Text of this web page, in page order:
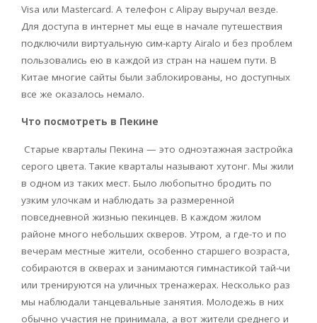
Visa или Mastercard. А телефон с Alipay выручал везде.
Для доступа в интернет мы еще в начале путешествия
подключили виртуальную сим-карту Airalo и без проблем
пользовались ею в каждой из стран на нашем пути. В
Китае многие сайты были заблокированы, но доступных
все же оказалось немало.
Что посмотреть в Пекине
Старые кварталы Пекина — это одноэтажная застройка
серого цвета. Такие кварталы называют хутонг. Мы жили
в одном из таких мест. Было любопытно бродить по
узким улочкам и наблюдать за размеренной
повседневной жизнью пекинцев. В каждом жилом
районе много небольших скверов. Утром, а где-то и по
вечерам местные жители, особенно старшего возраста,
собираются в скверах и занимаются гимнастикой тай-чи
или тренируются на уличных тренажерах. Несколько раз
мы наблюдали танцевальные занятия. Молодежь в них
обычно участия не принимала, а вот жители среднего и